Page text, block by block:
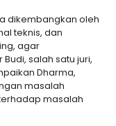
dikembangkan oleh
teknis, dan
agar
salah satu juri,
Dharma,
masalah
masalah